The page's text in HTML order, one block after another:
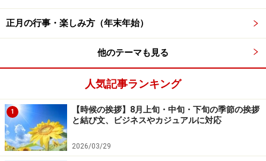
1. ひな人形のほこりを払う
羽根ばたきや筆などで、人形の顔や衣装についたほこり
をよく払います。人形や金具に直接触れると、指の脂分
がシミやカビ、サビの原因になるため、布手袋をはめて
作業しましょう。
2. 小物をはずし、調度品とともにきれいに拭く
小物や調度品をやわらかい布できれいに拭きます。
正月の行事・楽しみ方（年末年始）
他のテーマも見る
人気記事ランキング
1
【時候の挨拶】8月上旬・中旬・下旬の季節の挨拶
と結び文、ビジネスやカジュアルに対応
2026/03/29